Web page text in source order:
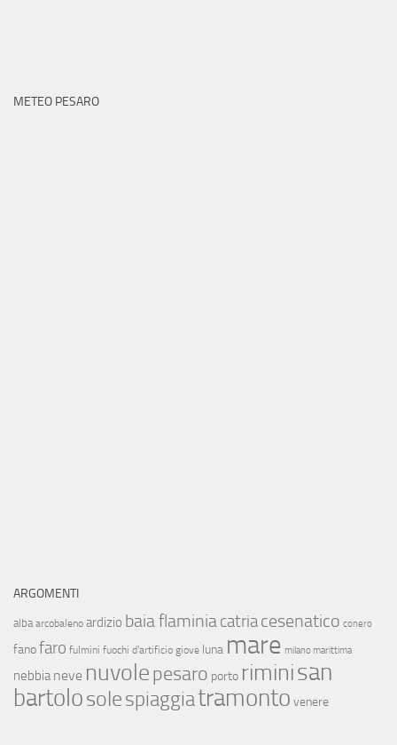
METEO PESARO
ARGOMENTI
alba arcobaleno ardizio baia flaminiacatriacesenatico conero
fanofaro fulmini fuochi d'artificio giove luna mare milano marittima
nebbia neve nuvolepesaro porto riminisan
bartolosolespiaggiatramonto venere